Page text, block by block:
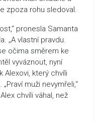
zpoza rohu sledoval.
pronesla Samanta
„A vlastní pravdu.
očima směrem ke
vyváznout, nyní
Alexovi, který chvíli
muži nevymřeli,“
chvíli váhal, než